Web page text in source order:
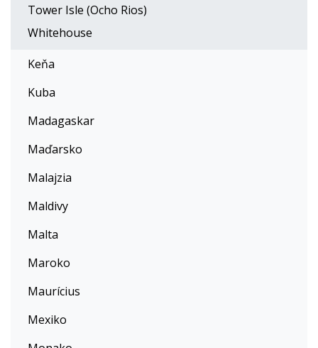
Tower Isle (Ocho Rios)
Whitehouse
Keňa
Kuba
Madagaskar
Maďarsko
Malajzia
Maldivy
Malta
Maroko
Maurícius
Mexiko